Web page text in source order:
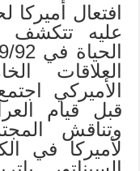
افتعال أميركا
عليه تتكشف
العلاقات
قبل قيام
وتناقش
لأميركا في